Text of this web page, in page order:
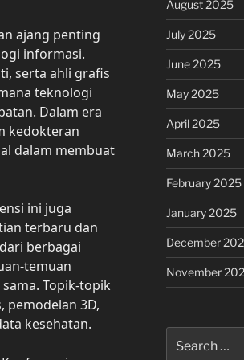
ajang penting
informasi.
serta ahli grafis
teknologi
Dalam era
kedokteran
dalam membuat
ini juga
terbaru dan
berbagai
temuan
Topik-topik
pemodelan 3D,
kesehatan.
August 2025
July 2025
June 2025
May 2025
April 2025
March 2025
February 2025
January 2025
December
November
for: